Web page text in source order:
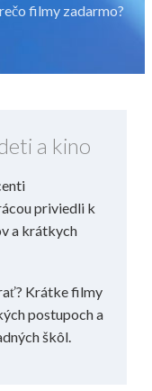
filmy zadarmo?
a kino
priviedli k
a krátkych
Krátke filmy
postupoch a
škôl.